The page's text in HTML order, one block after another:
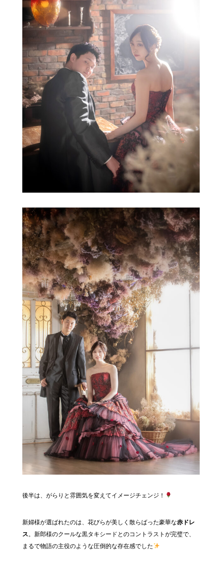
後半は、がらりと雰囲気を変えてイメージチェンジ！
新婦様が選ばれたのは、花びらが美しく散らばった豪華な赤ドレ
ス 。新郎様のクールな黒タキシードとのコントラストが完璧で、
まるで物語の主役のような圧倒的な存在感でした